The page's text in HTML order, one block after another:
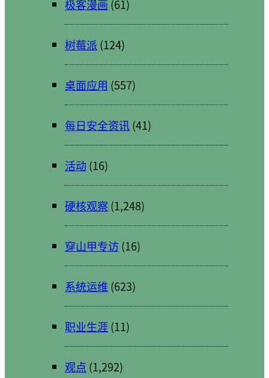
极客漫画 (61)
树莓派 (124)
桌面应用 (557)
每日安全资讯(41)
活动 (16)
硬核观察 (1,248)
穿山甲专访(16)
系统运维 (623)
职业生涯(11)
观点 (1,292)